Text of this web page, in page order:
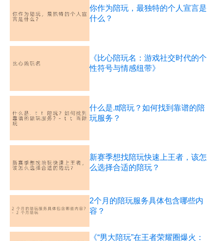
你作为陪玩，最独特的个人宣言是
什么？
《比心陪玩名：游戏社交时代的个
性符号与情感纽带》
什么是.tt陪玩？如何找到靠谱的陪
玩服务？
新赛季想找陪玩快速上王者，该怎
么选择合适的陪玩？
2个月的陪玩服务具体包含哪些内
容？
《“男大陪玩”在王者荣耀圈爆火：